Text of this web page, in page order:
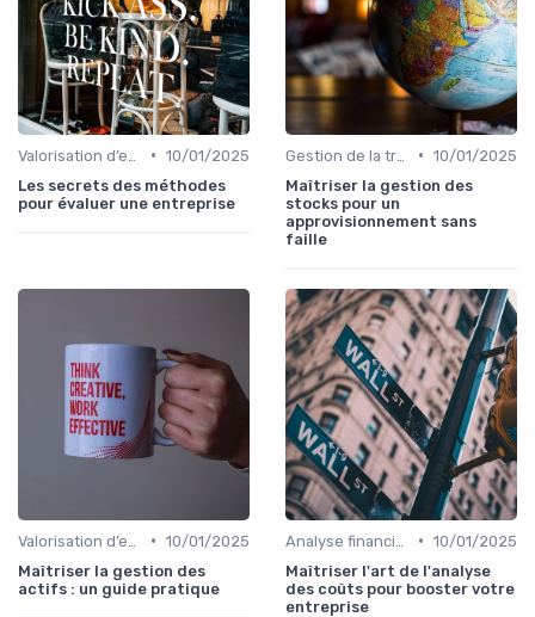
• 10/01/2025
Les secrets des méthodes
pour évaluer une entreprise
• 10/01/2025
Maîtriser la gestion des
stocks pour un
approvisionnement sans
faille
• 10/01/2025
Maîtriser la gestion des
actifs : un guide pratique
• 10/01/2025
Maîtriser l'art de l'analyse
des coûts pour booster votre
entreprise